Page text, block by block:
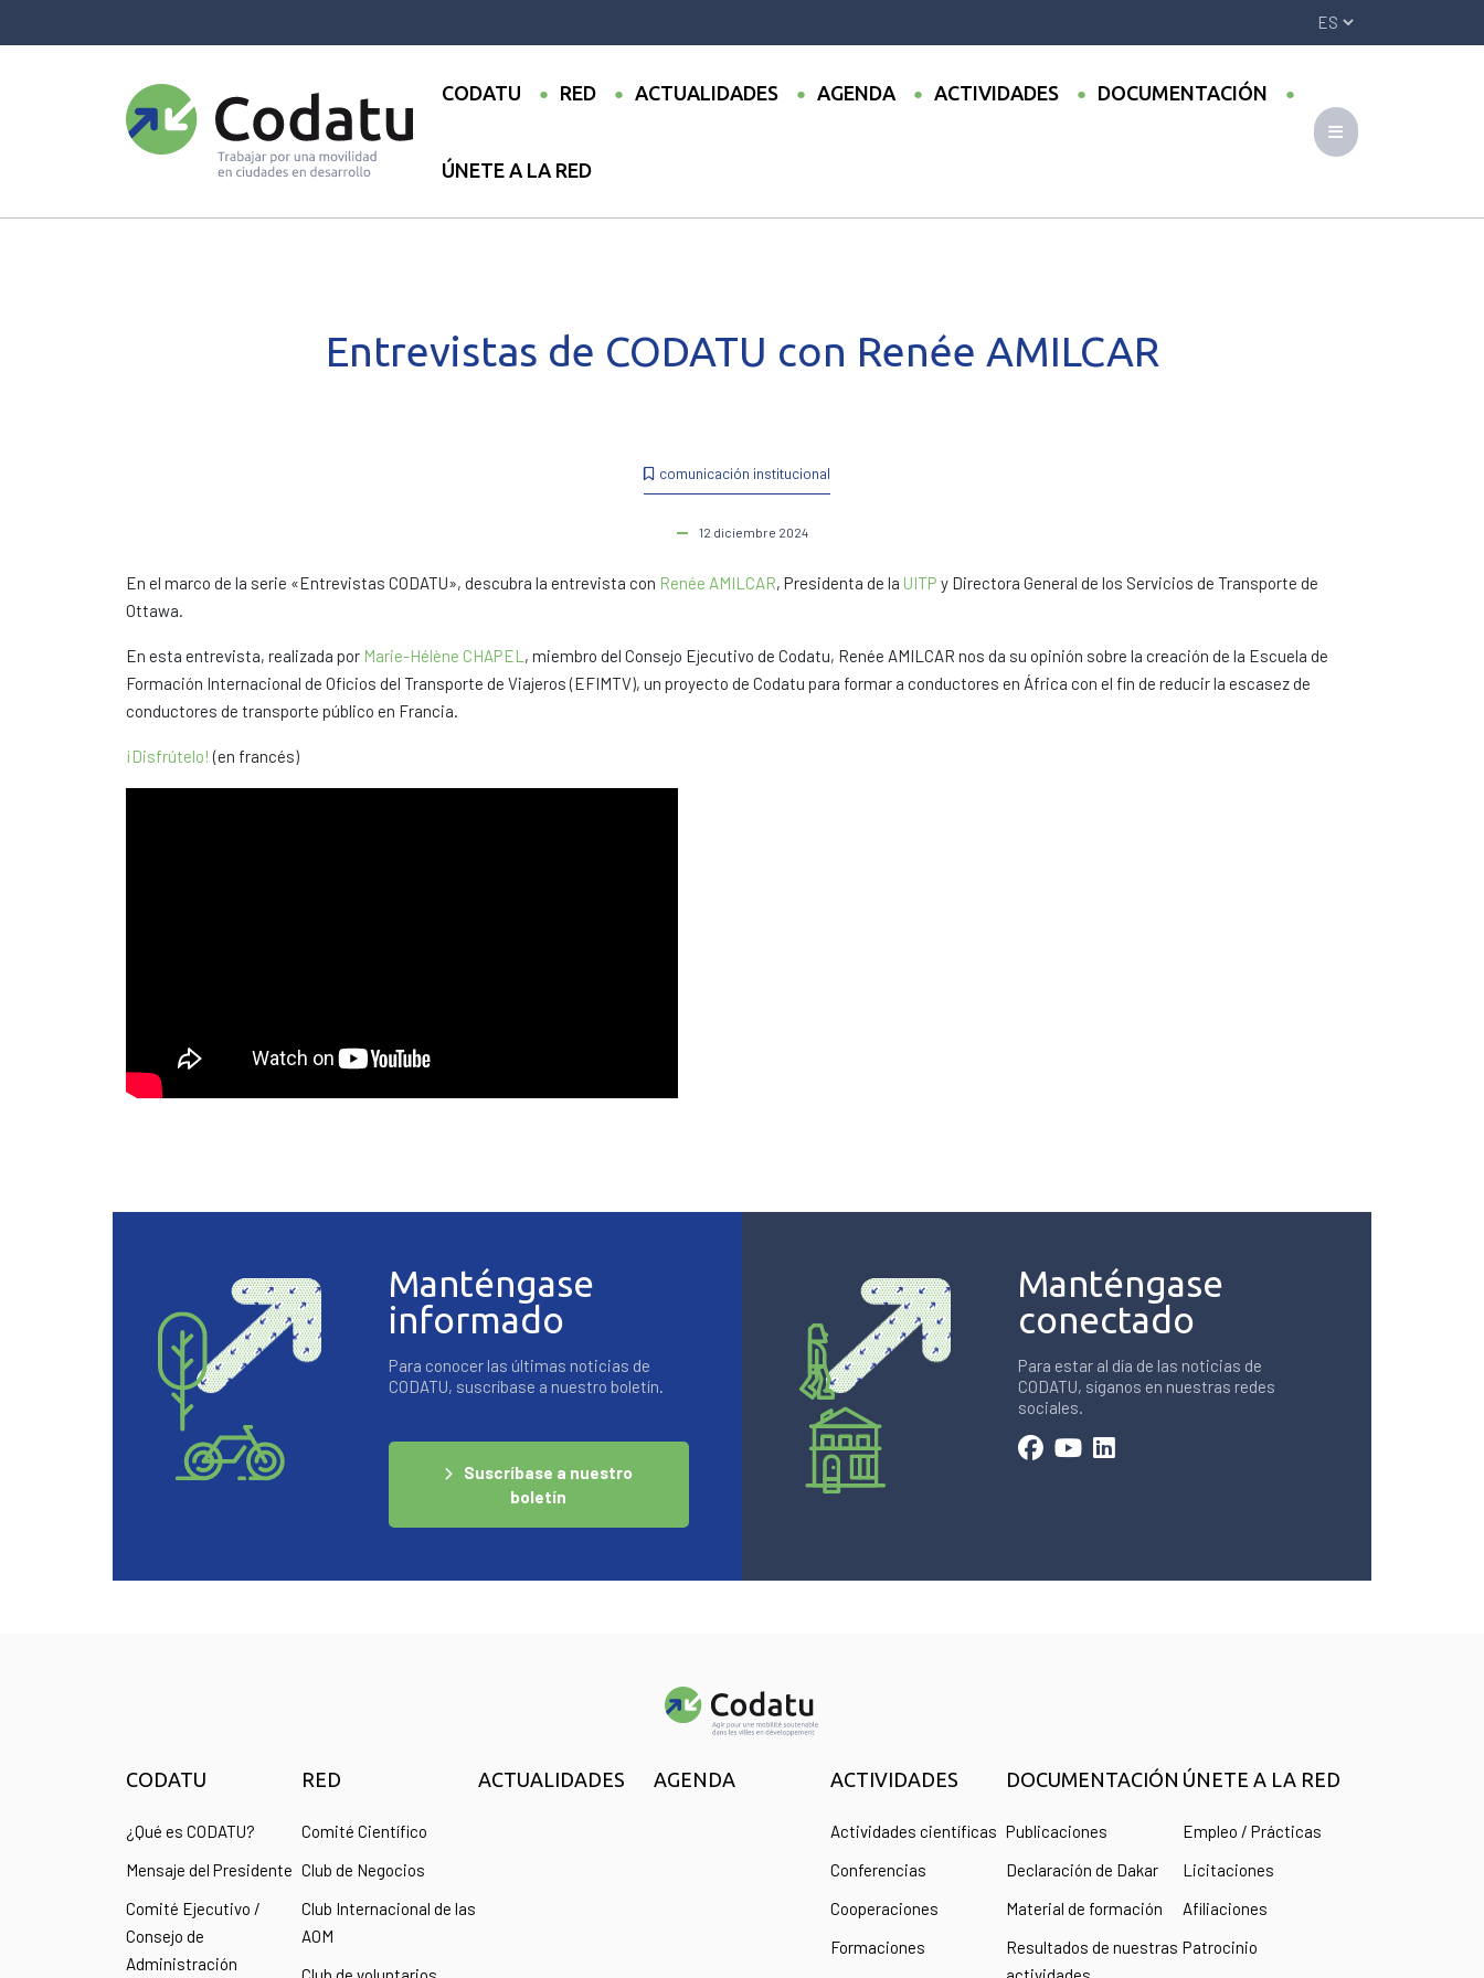
CODATU RED ACTUALIDADES AGENDA ACTIVIDADES DOCUMENTACIÓN
ÚNETE A LA RED
comunicación institucional
12 diciembre 2024
Entrevistas de CODATU con Renée AMILCAR
En el marco de la serie «Entrevistas CODATU», descubra la entrevista con Renée AMILCAR, Presidenta de la UITP y Directora General de los Servicios de Transporte de
Ottawa.
En esta entrevista, realizada por Marie-Hélène CHAPEL , miembro del Consejo Ejecutivo de Codatu, Renée AMILCAR nos da su opinión sobre la creación de la Escuela de
Formación Internacional de Oficios del Transporte de Viajeros (EFIMTV), un proyecto de Codatu para formar a conductores en África con el fin de reducir la escasez de
conductores de transporte público en Francia.
¡Disfrútelo! (en francés)
Manténgase
informado
Para conocer las últimas noticias de
CODATU, suscríbase a nuestro boletín.
Suscríbase a nuestro
boletín
Manténgase
conectado
Para estar al día de las noticias de
CODATU, síganos en nuestras redes
sociales.
CODATU
¿Qué es CODATU?
Mensaje del Presidente
Comité Ejecutivo /
Consejo de
Administración
RED
Comité Científico
Club de Negocios
Club Internacional de las
AOM
ACTUALIDADES AGENDA ACTIVIDADES
Actividades científicas
Conferencias
Cooperaciones
Formaciones
DOCUMENTACIÓN
Publicaciones
Declaración de Dakar
Material de formación
Resultados de nuestras
ÚNETE A LA RED
Empleo / Prácticas
Licitaciones
Afiliaciones
Patrocinio